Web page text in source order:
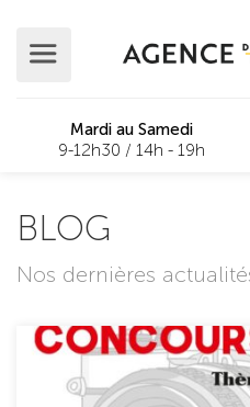
Mardi au Samedi
9-12h30 / 14h - 19h
BLOG
Nos dernières